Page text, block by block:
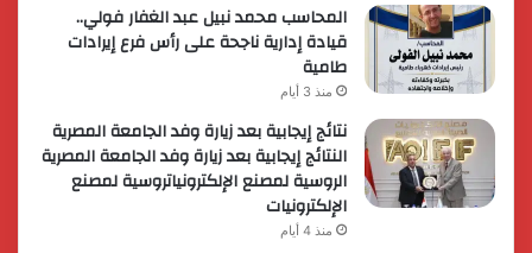
المحاسب محمد نبيل عبد الغفار فولي..
قيادة إدارية ناجحة على رأس فرع إيرادات
طامية
منذ 3 أيام
نتائج إيجابية بعد زيارة وفد الجامعة المصرية
النتائج إيجابية بعد زيارة وفد الجامعة المصرية
الروسية لمصنع الإلكترونياتروسية لمصنع
الإلكترونيات
منذ 4 أيام